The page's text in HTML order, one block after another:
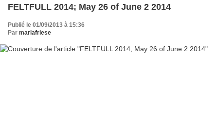
FELTFULL 2014; May 26 of June 2 2014
Publié le 01/09/2013 à 15:36
Par mariafriese